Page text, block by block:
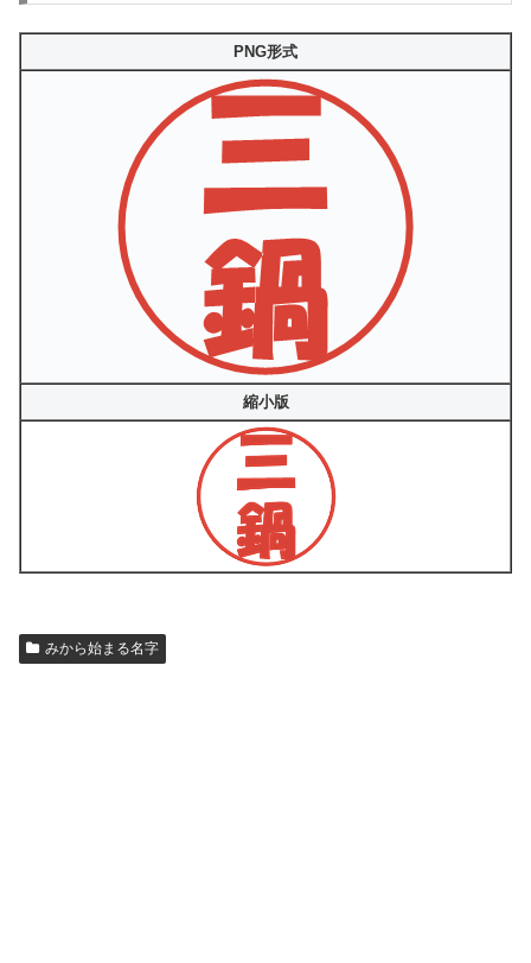
PNG形式
縮小版
みから始まる名字